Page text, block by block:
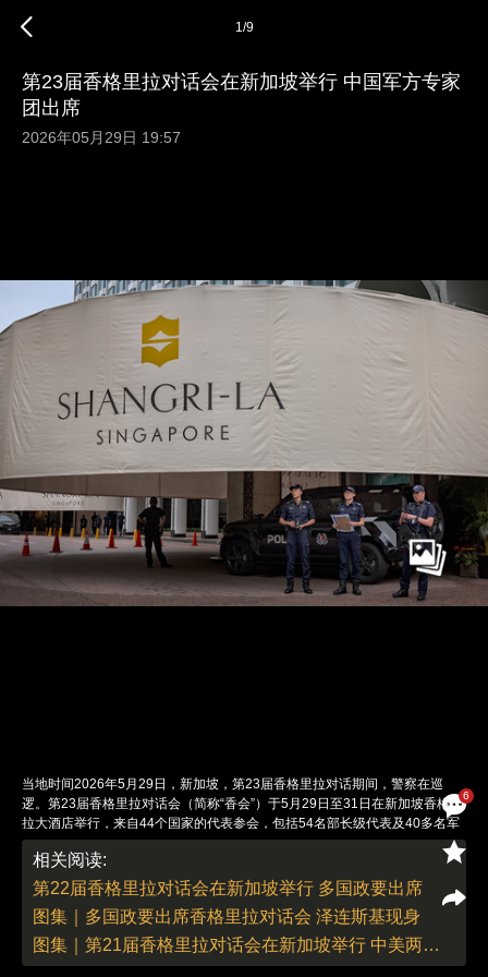
6
1/9
第23届香格里拉对话会在新加坡举行 中国军方专家
团出席
2026年05月29日 19:57
当地时间2026年5月29日，新加坡，第23届香格里拉对话期间，警察在巡
逻。第23届香格里拉对话会（简称“香会”）于5月29日至31日在新加坡香格里
拉大酒店举行，来自44个国家的代表参会，包括54名部长级代表及40多名军
方高层。本届“香会”最大亮点是越南国家主席苏林受邀在开幕式上发表主旨演
讲，成为首位在该论坛作主旨演讲的越南最高领导人。美国国防部长赫格塞
思、东帝汶总统奥尔塔等也将发表演讲。与会国普遍关注美以伊冲突对霍尔木
兹海峡的影响及美国安全承诺的可靠性。中国派出国防大学孟祥青教授率专家
学者代表团参会。图：Ezra Acayan／视觉中国
责任编辑：李丛汛 | 版面编辑：李丛汛
相关阅读:
第22届香格里拉对话会在新加坡举行 多国政要出席
图集｜多国政要出席香格里拉对话会 泽连斯基现身
图集｜第21届香格里拉对话会在新加坡举行 中美两国防长会晤